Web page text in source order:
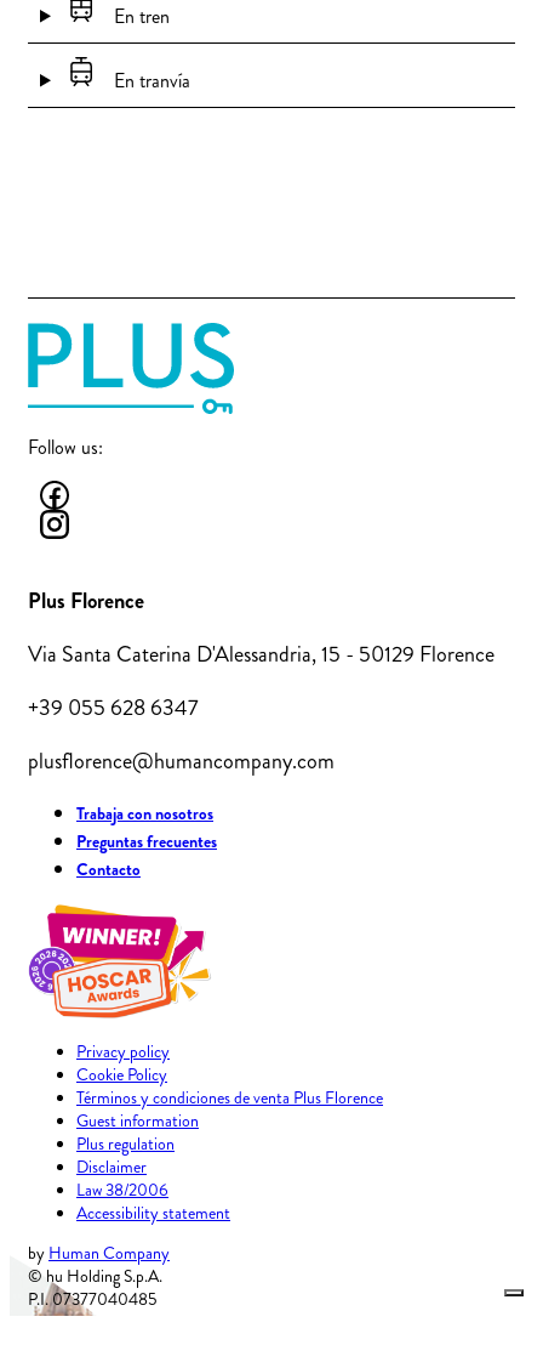
En tren
En tranvía
Follow us:
Plus Florence
Via Santa Caterina D'Alessandria, 15 - 50129 Florence
+39 055 628 6347
plusflorence@humancompany.com
Trabaja con nosotros
Preguntas frecuentes
Contacto
Privacy policy
Cookie Policy
Términos y condiciones de venta Plus Florence
Guest information
Plus regulation
Disclaimer
Law 38/2006
Accessibility statement
by Human Company
© hu Holding S.p.A.
P.I. 07377040485
Cap. soc. i.v. € 115.807,00